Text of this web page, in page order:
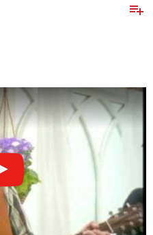
playlist_add